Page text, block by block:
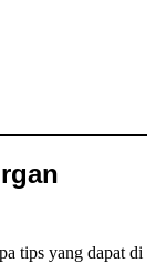
tips yang dapat di